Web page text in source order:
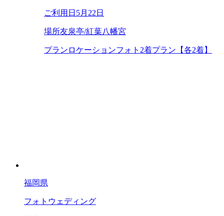
ご利用日 5月22日
場所友泉亭/紅葉八幡宮
プラン ロケーションフォト2着プラン【各2着】
福岡県
フォトウェディング